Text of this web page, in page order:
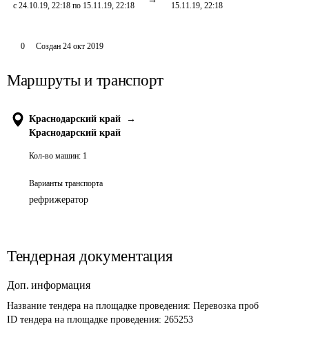
с 24.10.19, 22:18 по 15.11.19, 22:18
15.11.19, 22:18
0 Создан 24 окт 2019
Маршруты и транспорт
Краснодарский край
→
Краснодарский край
Кол-во машин: 1
Варианты транспорта
рефрижератор
Тендерная документация
Доп. информация
Название тендера на площадке проведения: Перевозка проб
ID тендера на площадке проведения: 265253